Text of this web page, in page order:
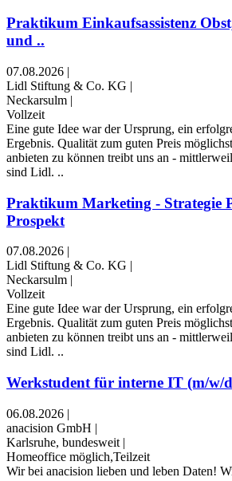
Praktikum Einkaufsassistenz
und ..
07.08.2026 |
Lidl Stiftung & Co. KG |
Neckarsulm |
Vollzeit
Eine gute Idee war der Ursprung, ein
Ergebnis. Qualität zum guten Preis
anbieten zu können treibt uns an -
sind Lidl. ..
Praktikum Marketing - Strategie
Prospekt
07.08.2026 |
Lidl Stiftung & Co. KG |
Neckarsulm |
Vollzeit
Eine gute Idee war der Ursprung, ein
Ergebnis. Qualität zum guten Preis
anbieten zu können treibt uns an -
sind Lidl. ..
Werkstudent für interne IT (m/w/
06.08.2026 |
anacision GmbH |
Karlsruhe, bundesweit |
Homeoffice möglich,Teilzeit
Wir bei anacision lieben und leben Daten!